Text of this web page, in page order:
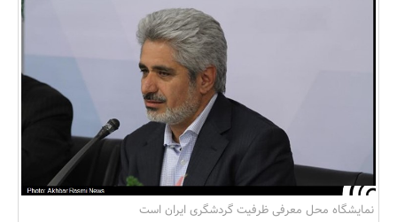
نمایشگاه محل معرفی ظرفیت گردشگری ایران است